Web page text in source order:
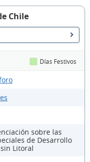
Chile
Días Festivos
sobre las
de Desarrollo
Litoral